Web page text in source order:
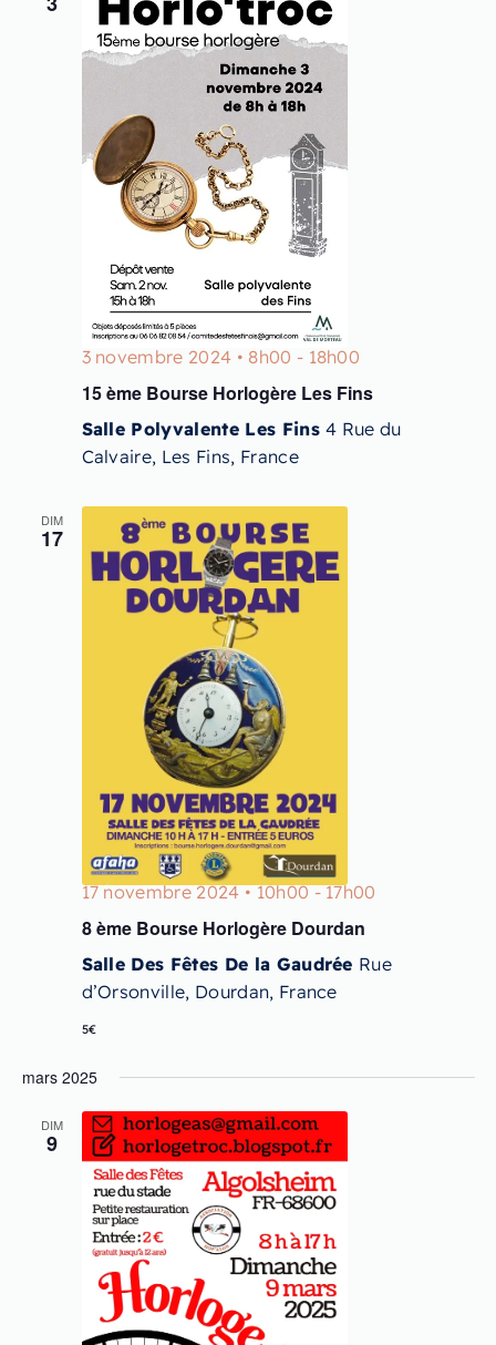
3 novembre 2024 • 8h00 - 18h00
15 ème Bourse Horlogère Les Fins
Salle Polyvalente Les Fins4 Rue du
Calvaire, Les Fins, France
DIM
17
17 novembre 2024 • 10h00-17h00
8 ème Bourse Horlogère Dourdan
Salle Des Fêtes De la Gaudrée Rue
d’Orsonville, Dourdan, France
5€
mars 2025
DIM
9